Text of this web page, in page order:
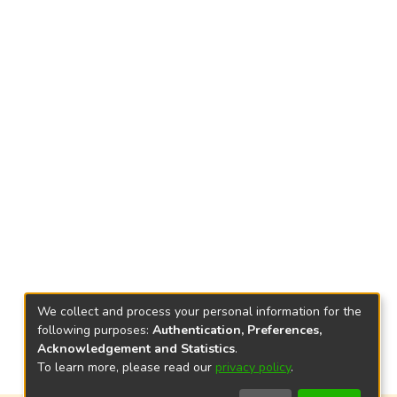
We collect and process your personal information for the
following purposes: Authentication, Preferences,
Acknowledgement and Statistics.
To learn more, please read our privacy policy.